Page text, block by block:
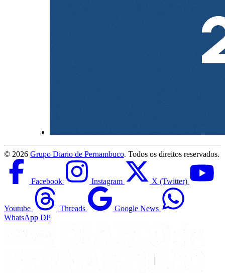
© 2026 Grupo Diario de Pernambuco. Todos os direitos reservados.
Facebook Instagram X (Twitter)
Youtube Threads
Google News
WhatsApp DP